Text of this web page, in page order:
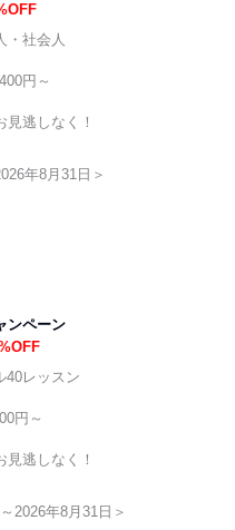
・社会人
円～
逃しなく！
年8月31日＞
ンペーン
40レッスン
円～
逃しなく！
2026年8月31日＞